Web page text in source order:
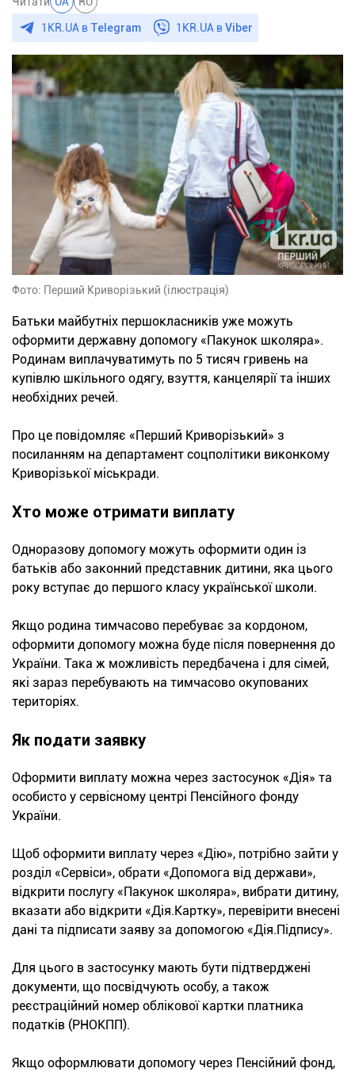
1KR.UA в Telegram 1KR.UA вViber
Фото: Перший Криворізький (ілюстрація)
Батьки майбутніх першокласників уже можуть
оформити державну допомогу «Пакунок школяра».
Родинам виплачуватимуть по 5 тисяч гривень на
купівлю шкільного одягу, взуття, канцелярії та інших
необхідних речей.
Про це повідомляє «Перший Криворізький» з
посиланням на департамент соцполітики виконкому
Криворізької міськради.
Хто може отримати виплату
Одноразову допомогу можуть оформити один із
батьків або законний представник дитини, яка цього
року вступає до першого класу української школи.
Якщо родина тимчасово перебуває за кордоном,
оформити допомогу можна буде після повернення до
України. Така ж можливість передбачена і для сімей,
які зараз перебувають на тимчасово окупованих
територіях.
Як подати заявку
Оформити виплату можна через застосунок «Дія» та
особисто у сервісному центрі Пенсійного фонду
України.
Щоб оформити виплату через «Дію», потрібно зайти у
розділ «Сервіси», обрати «Допомога від держави»,
відкрити послугу «Пакунок школяра», вибрати дитину,
вказати або відкрити «Дія.Картку», перевірити внесені
дані та підписати заяву за допомогою «Дія.Підпису».
Для цього в застосунку мають бути підтверджені
документи, що посвідчують особу, а також
реєстраційний номер облікової картки платника
податків (РНОКПП).
Якщо оформлювати допомогу через Пенсійний фонд,